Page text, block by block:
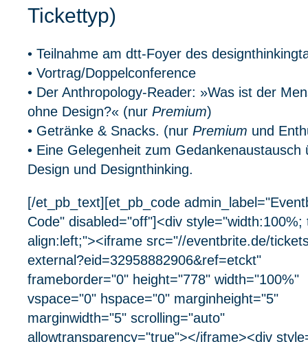
Tickettyp)
• Teilnahme am dtt-Foyer des
• Vortrag/Doppelconference
• Der Anthropology-Reader: »Was ist der
ohne Design?« (nur Premium)
• Getränke & Snacks. (nur Premium und
• Eine Gelegenheit zum Gedankenaustausch
Design und Designthinking.
[/et_pb_text][et_pb_code
Code" disabled="off"]<div style="width:100%;
align:left;"><iframe src="//eventbrite.de/
external?eid=32958882906&ref=etckt"
frameborder="0" height="778" width="100%"
vspace="0" hspace="0" marginheight="5"
marginwidth="5" scrolling="auto"
allowtransparency="true"></iframe><div